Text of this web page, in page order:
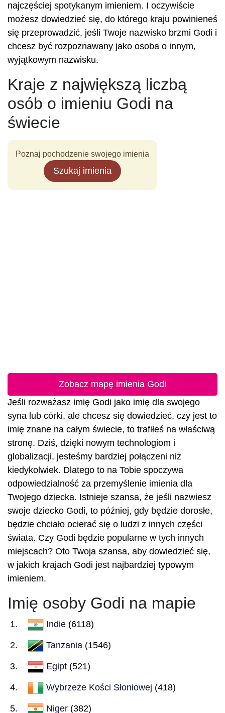
najczęściej spotykanym imieniem. I oczywiście
możesz dowiedzieć się, do którego kraju powinieneś
się przeprowadzić, jeśli Twoje nazwisko brzmi Godi i
chcesz być rozpoznawany jako osoba o innym,
wyjątkowym nazwisku.
Kraje z największą liczbą
osób o imieniu Godi na
świecie
Poznaj pochodzenie swojego imienia
Szukaj imienia
Zobacz mapę imienia Godi
Jeśli rozważasz imię Godi jako imię dla swojego
syna lub córki, ale chcesz się dowiedzieć, czy jest to
imię znane na całym świecie, to trafiłeś na właściwą
stronę. Dziś, dzięki nowym technologiom i
globalizacji, jesteśmy bardziej połączeni niż
kiedykolwiek. Dlatego to na Tobie spoczywa
odpowiedzialność za przemyślenie imienia dla
Twojego dziecka. Istnieje szansa, że jeśli nazwiesz
swoje dziecko Godi, to później, gdy będzie dorosłe,
będzie chciało ocierać się o ludzi z innych części
świata. Czy Godi będzie popularne w tych innych
miejscach? Oto Twoja szansa, aby dowiedzieć się,
w jakich krajach Godi jest najbardziej typowym
imieniem.
Imię osoby Godi na mapie
Indie (6118)
Tanzania (1546)
Egipt (521)
Wybrzeże Kości Słoniowej (418)
Niger (382)